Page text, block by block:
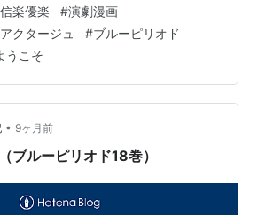
賛否両論のポイントを徹底解説しま
とコンセプト：狂気的な魅力 『到達
引きつけるのは、その尖ったテーマ
姫川亜弓の視点で描く「才能の地
天津アリサは、名女優の娘として最
ちながら、演技…
信楽優楽 #演劇漫画
アクタージュ #ブルーピリオド
うこそ
• 9ヶ月前
ブルーピリオド18巻）